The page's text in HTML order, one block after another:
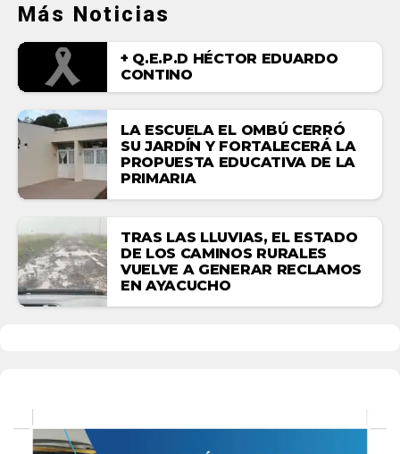
Más Noticias
+ Q.E.P.D HÉCTOR EDUARDO
CONTINO
LA ESCUELA EL OMBÚ CERRÓ
SU JARDÍN Y FORTALECERÁ LA
PROPUESTA EDUCATIVA DE LA
PRIMARIA
TRAS LAS LLUVIAS, EL ESTADO
DE LOS CAMINOS RURALES
VUELVE A GENERAR RECLAMOS
EN AYACUCHO